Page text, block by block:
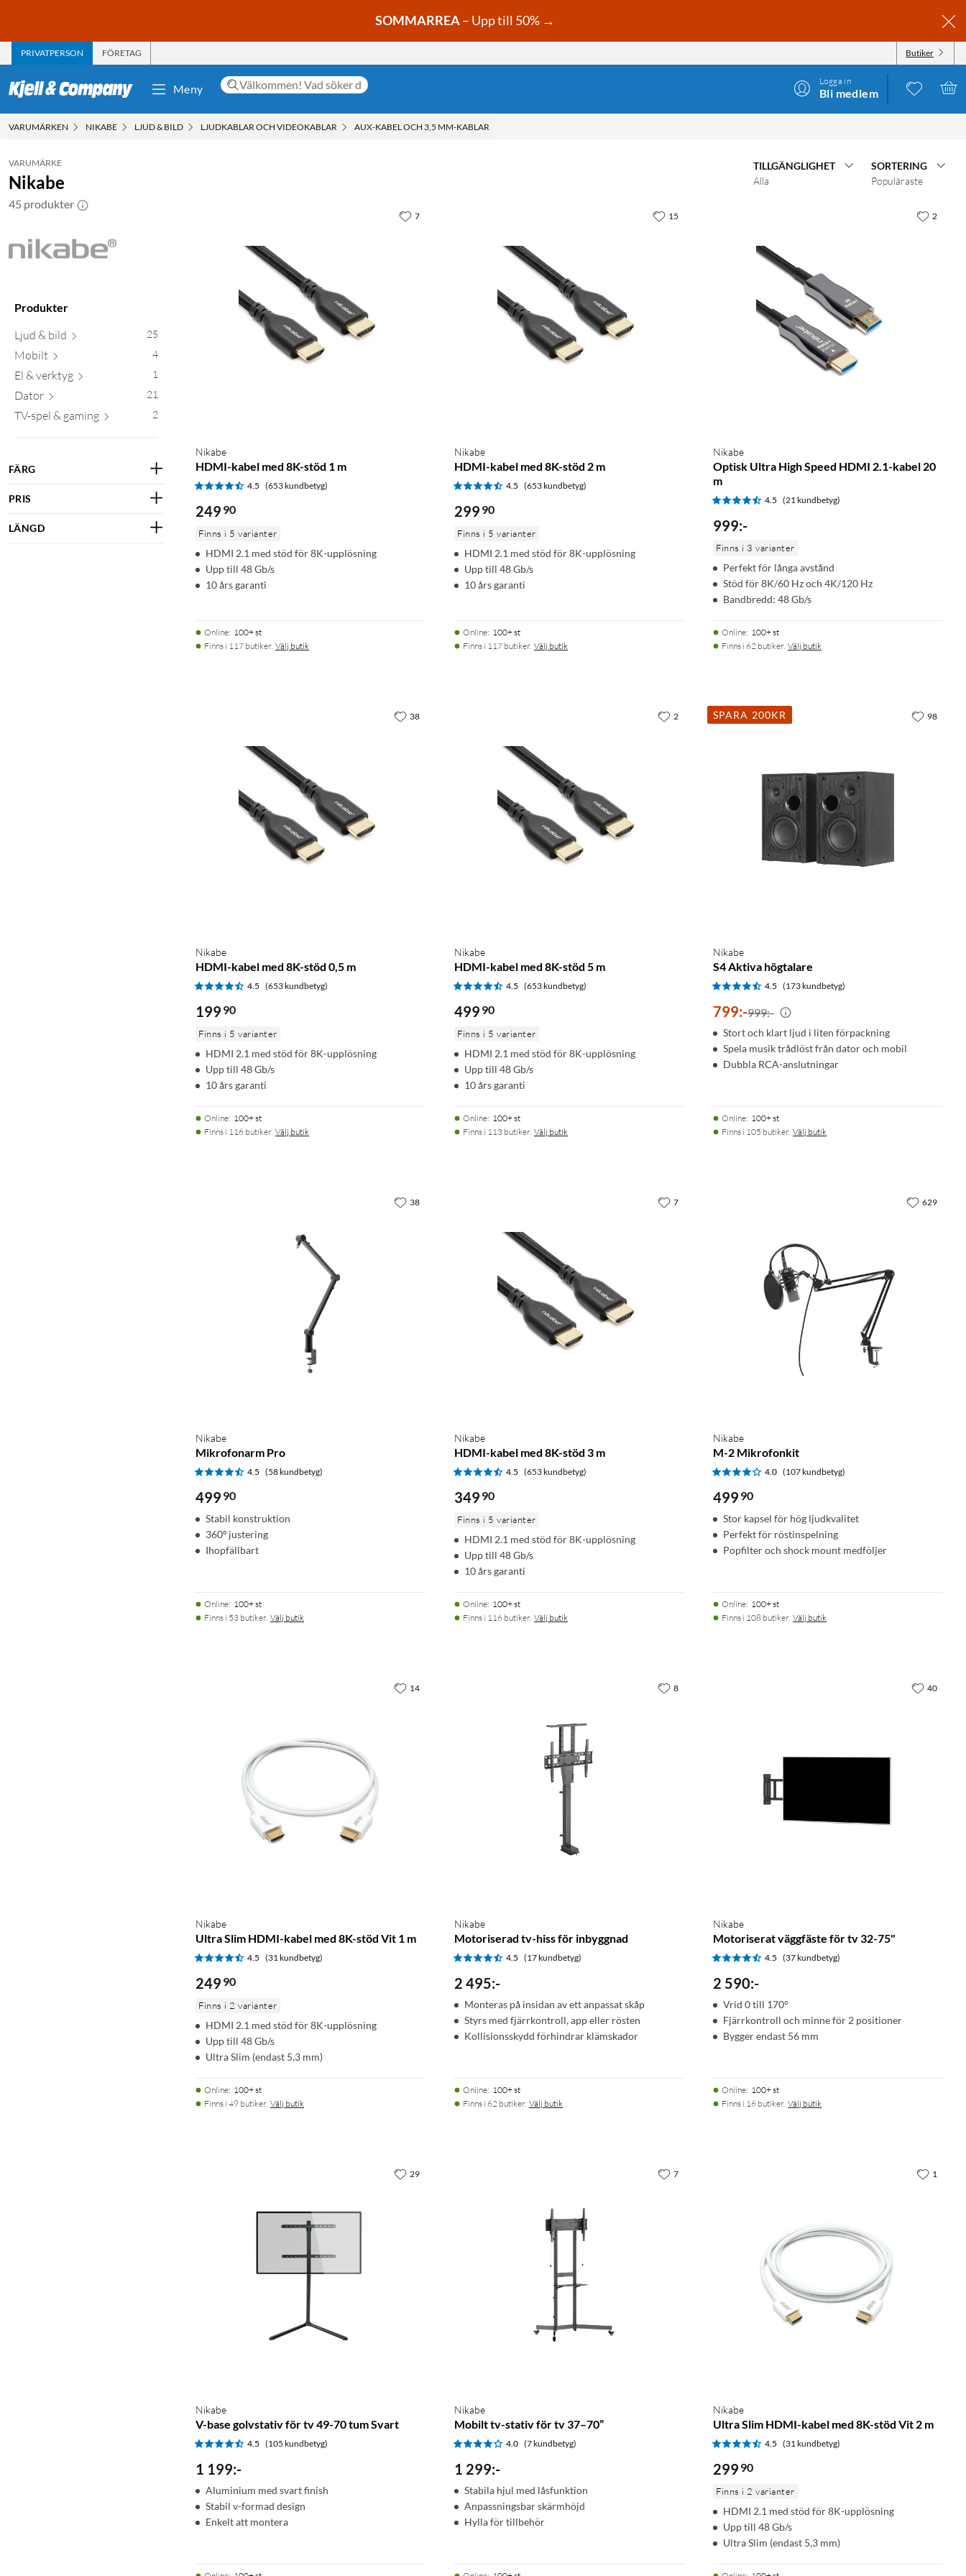
SOMMARREA– Upp till 50% →
PRIVATPERSON FÖRETAG Butiker
Meny
Logga in
Bli medlem
VARUMÄRKEN NIKABE LJUD & BILD LJUDKABLAR OCH VIDEOKABLAR AUX-KABEL OCH 3,5 MM-KABLAR
VARUMÄRKE
Nikabe
45 produkter
Produkter
Ljud & bild 25
Mobilt 4
El & verktyg 1
Dator 21
TV-spel & gaming 2
FÄRG
PRIS
LÄNGD
TILLGÄNGLIGHET
Alla
SORTERING
Populäraste
Nikabe
HDMI-kabel med 8K-stöd 1 m
4.5 (653 kundbetyg)
249 90
Finns i 5 varianter
HDMI 2.1 med stöd för 8K-upplösning
Upp till 48 Gb/s
10 års garanti
Online: 100+ st
Finns i 117 butiker. Välj butik
7
Nikabe
HDMI-kabel med 8K-stöd 2 m
4.5 (653 kundbetyg)
299 90
Finns i 5 varianter
HDMI 2.1 med stöd för 8K-upplösning
Upp till 48 Gb/s
10 års garanti
Online: 100+ st
Finns i 117 butiker. Välj butik
15
Nikabe
Optisk Ultra High Speed HDMI 2.1-kabel 20
m
4.5 (21 kundbetyg)
999:-
Finns i 3 varianter
Perfekt för långa avstånd
Stöd för 8K/60 Hz och 4K/120 Hz
Bandbredd: 48 Gb/s
Online: 100+ st
Finns i 62 butiker. Välj butik
2
Nikabe
HDMI-kabel med 8K-stöd 0,5 m
4.5 (653 kundbetyg)
199 90
Finns i 5 varianter
HDMI 2.1 med stöd för 8K-upplösning
Upp till 48 Gb/s
10 års garanti
Online: 100+ st
Finns i 116 butiker. Välj butik
38
Nikabe
HDMI-kabel med 8K-stöd 5 m
4.5 (653 kundbetyg)
499 90
Finns i 5 varianter
HDMI 2.1 med stöd för 8K-upplösning
Upp till 48 Gb/s
10 års garanti
Online: 100+ st
Finns i 113 butiker. Välj butik
2 SPARA 200KR
Nikabe
S4 Aktiva högtalare
4.5 (173 kundbetyg)
799:-999:-
Stort och klart ljud i liten förpackning
Spela musik trådlöst från dator och mobil
Dubbla RCA-anslutningar
Online: 100+ st
Finns i 105 butiker. Välj butik
98
Nikabe
Mikrofonarm Pro
4.5 (58 kundbetyg)
499 90
Stabil konstruktion
360º justering
Ihopfällbart
Online: 100+ st
Finns i 53 butiker. Välj butik
38
Nikabe
HDMI-kabel med 8K-stöd 3 m
4.5 (653 kundbetyg)
349 90
Finns i 5 varianter
HDMI 2.1 med stöd för 8K-upplösning
Upp till 48 Gb/s
10 års garanti
Online: 100+ st
Finns i 116 butiker. Välj butik
7
Nikabe
M-2 Mikrofonkit
4.0 (107 kundbetyg)
499 90
Stor kapsel för hög ljudkvalitet
Perfekt för röstinspelning
Popfilter och shock mount medföljer
Online: 100+ st
Finns i 108 butiker. Välj butik
629
Nikabe
Ultra Slim HDMI-kabel med 8K-stöd Vit 1 m
4.5 (31 kundbetyg)
249 90
Finns i 2 varianter
HDMI 2.1 med stöd för 8K-upplösning
Upp till 48 Gb/s
Ultra Slim (endast 5,3 mm)
Online: 100+ st
Finns i 49 butiker. Välj butik
14
Nikabe
Motoriserad tv-hiss för inbyggnad
4.5 (17 kundbetyg)
2 495:-
Monteras på insidan av ett anpassat skåp
Styrs med fjärrkontroll, app eller rösten
Kollisionsskydd förhindrar klämskador
Online: 100+ st
Finns i 62 butiker. Välj butik
8
Nikabe
Motoriserat väggfäste för tv 32-75"
4.5 (37 kundbetyg)
2 590:-
Vrid 0 till 170°
Fjärrkontroll och minne för 2 positioner
Bygger endast 56 mm
Online: 100+ st
Finns i 16 butiker. Välj butik
40
Nikabe
V-base golvstativ för tv 49-70 tum Svart
4.5 (105 kundbetyg)
1 199:-
Aluminium med svart finish
Stabil v-formad design
Enkelt att montera
29
Nikabe
Mobilt tv-stativ för tv 37–70”
4.0 (7 kundbetyg)
1 299:-
Stabila hjul med låsfunktion
Anpassningsbar skärmhöjd
Hylla för tillbehör
7
Nikabe
Ultra Slim HDMI-kabel med 8K-stöd Vit 2 m
4.5 (31 kundbetyg)
299 90
Finns i 2 varianter
HDMI 2.1 med stöd för 8K-upplösning
Upp till 48 Gb/s
Ultra Slim (endast 5,3 mm)
1